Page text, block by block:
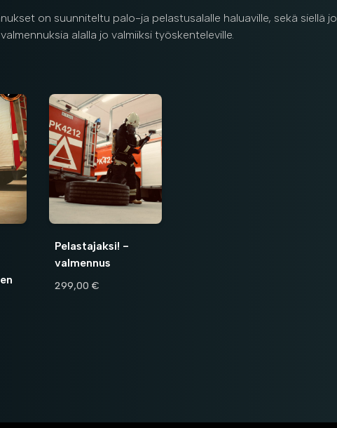
on suunniteltu palo-ja pelastusalalle haluaville, sekä siellä
alalla jo valmiiksi työskenteleville.
Pelastajaksi! -
valmennus
299,00 €